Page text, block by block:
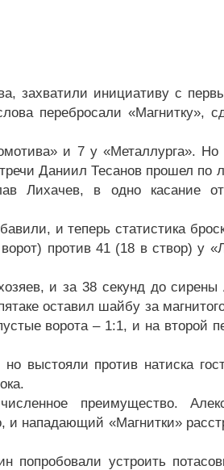
захватили инициативу с
перебросали «Магнитку»,
и 7 у «Металлурга».
Даниил Тесанов прошел по
Лихачев, в одно касание
и теперь статистика
против 41 (18 в створ) у
и за 38 секунд до
оставил шайбу за
ворота – 1:1, и на второй
выстояли против натиска
преимущество.
нападающий «Магнитки»
устроить